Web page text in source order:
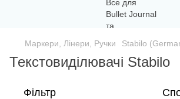
Маркери, Лінери, Ручки Stabilo
Текстовиділювачі Stabilo
Фільтр